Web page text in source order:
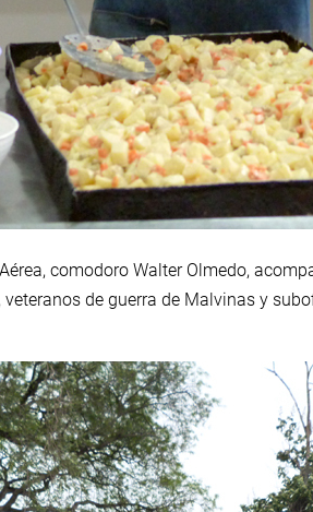
comodoro Walter Olmedo,
de guerra de Malvinas y